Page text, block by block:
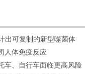
出可复制的新型噬菌体
人体免疫反应
车、自行车面临更高风险